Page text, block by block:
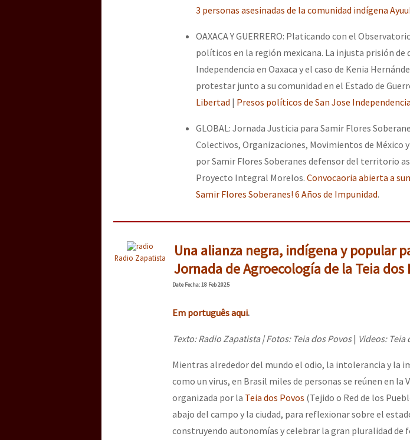
3 personas asesinadas de la comunidad indígena
OAXACA Y GUERRERO: Platicando con el
políticos en la región mexicana. La injusta prisión de
Independencia en Oaxaca y el caso de Kenia
protestar junto a su comunidad en el Estado de
Libertad | Presos políticos de San Jose Independencia
GLOBAL: Jornada Justicia para Samir Flores
Colectivos, Organizaciones, Movimientos de México
por Samir Flores Soberanes defensor del territorio
Proyecto Integral Morelos. Convocaoria abierta a
Samir Flores Soberanes! 6 Años de Impunidad.
Radio Zapatista
Una alianza negra, indígena y popular
Jornada de Agroecología de la Teia dos
DateFecha: 18 Feb 2025
Em português aqui.
Texto: Radio Zapatista | Fotos: Teia dos Povos| Videos: Teia
Mientras alrededor del mundo el odio, la intolerancia y la
como un virus, en Brasil miles de personas se reúnen en la
organizada por la Teia dos Povos (Tejido o Red de los
abajo del campo y la ciudad, para reflexionar sobre el
construyendo autonomías y celebrar la gran pluralidad de